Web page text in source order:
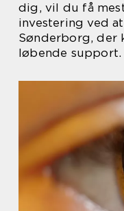
dig, vil du få
investering ved
Sønderborg, der
løbende support.